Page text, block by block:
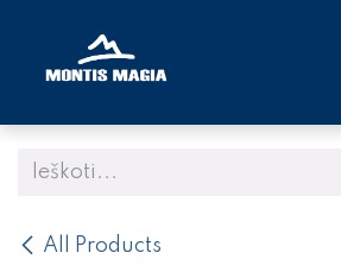
All Products